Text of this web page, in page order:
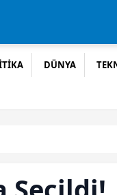
DÜNYA